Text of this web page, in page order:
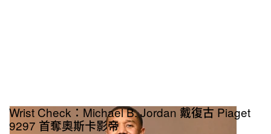
Wrist Check：Michael B. Jordan 戴復古 Piaget
9297 首奪奧斯卡影帝